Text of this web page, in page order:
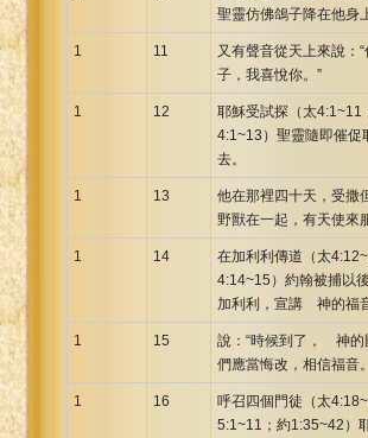
聖靈仿佛鴿子降在他身
1 11
又有聲音從天上來說：
子，我喜悅你。”
1 12
耶穌受試探（太4:1~11
4:1~13）聖靈隨即催促
去。
1 13
他在那裡四十天，受撒
野獸在一起，有天使來
1 14
在加利利傳道（太
4:14~15）約翰被捕以
加利利，宣講 神的福
1 15
說：“時候到了， 神的
們應當悔改，相信福音
1 16
呼召四個門徒（太
5:1~11；約1:35~42）